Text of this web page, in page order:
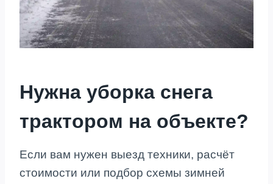
Нужна уборка снега
трактором на объекте?
Если вам нужен выезд техники, расчёт
стоимости или подбор схемы зимней